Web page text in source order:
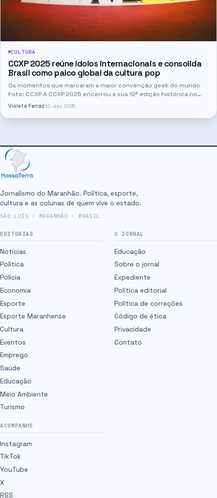
CULTURA
CCXP 2025 reúne ídolos internacionais e consolida
Brasil como palco global da cultura pop
Os momentos que marcaram a maior convenção geek do mundo
Foto: CCXP A CCXP 2025 encerrou a sua 12ª edição histórica no
São Paulo Expo, entre 4 e 7 de dezembro, reunindo algumas das
Violeta Ferraz10 dez 2025
Jornalismo do Maranhão. Política, esporte,
cultura e as colunas de quem vive o estado.
SÃO LUÍS · MARANHÃO · BRASIL
EDITORIAS
Notícias
Política
Polícia
Economia
Esporte
Esporte Maranhense
Cultura
Eventos
Emprego
Saúde
Educação
Meio Ambiente
Turismo
O JORNAL
Educação
Sobre o jornal
Expediente
Política editorial
Política de correções
Código de ética
Privacidade
Contato
ACOMPANHE
Instagram
TikTok
YouTube
X
RSS